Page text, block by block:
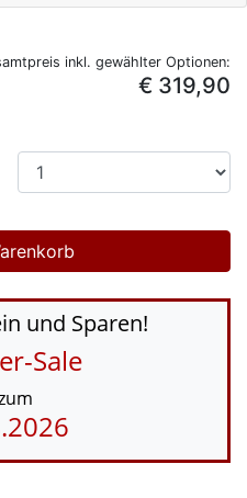
inkl. gewählter Optionen:
€ 319,90
und Sparen!
Sale